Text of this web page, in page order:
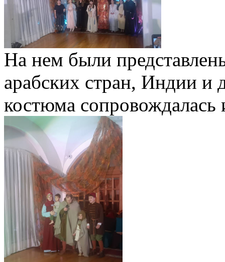
На нем были
арабских стран, Индии и
костюма сопровождалась